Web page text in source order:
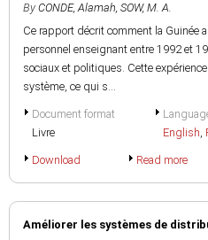
By CONDE, Alamah, SOW, M. A.
Ce rapport décrit comment la Guinée
personnel enseignant entre 1992 et
sociaux et politiques. Cette
système, ce qui s...
Document format
Livre
English,
Download Read more
Améliorer les systèmes de